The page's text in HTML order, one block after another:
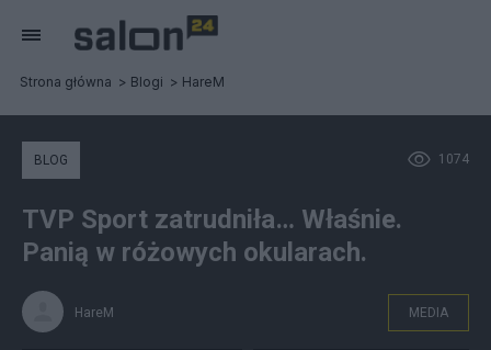
Strona główna Blogi HareM
1074
BLOG
TVP Sport zatrudniła… Właśnie.
Panią w różowych okularach.
HareM MEDIA